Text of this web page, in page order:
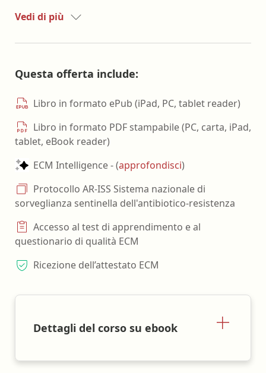
Vedi di più
Questa offerta include:
Libro in formato ePub (iPad, PC, tablet reader)
Libro in formato PDF stampabile (PC, carta, iPad,
tablet, eBook reader)
ECM Intelligence - (approfondisci)
Protocollo AR-ISS Sistema nazionale di
sorveglianza sentinella dell'antibiotico-resistenza
Accesso al test di apprendimento e al
questionario di qualità ECM
Ricezione dell’attestato ECM
Dettagli del corso su ebook